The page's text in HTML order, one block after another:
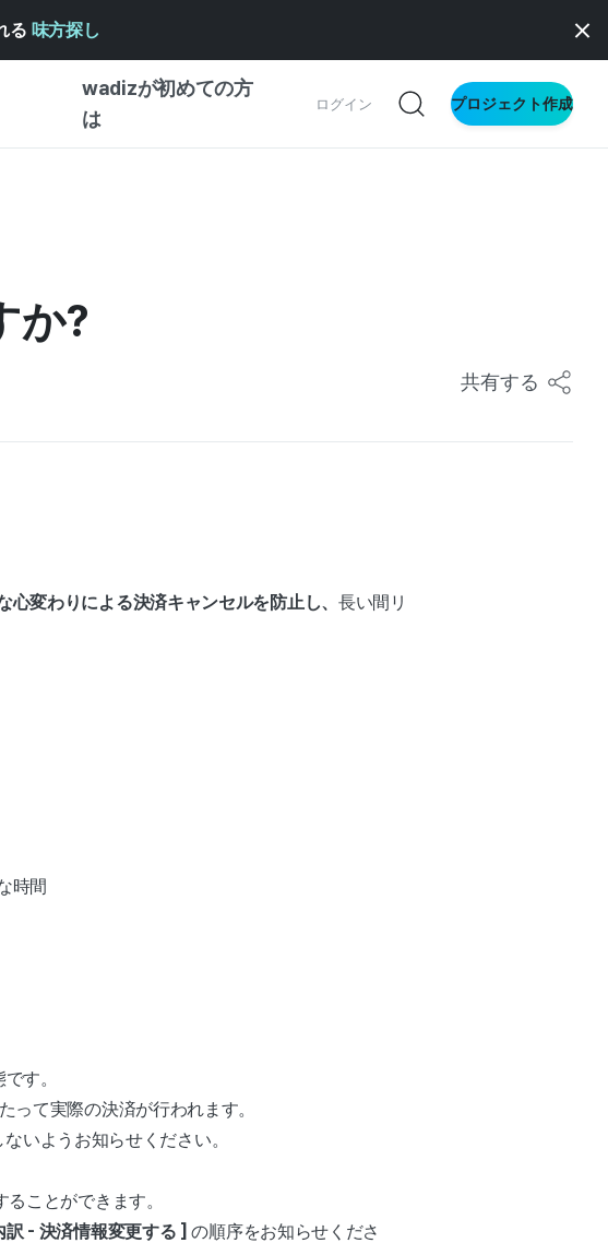
る 味方探し
wadizが初めての方
は
ログイン プロジェクト作成
創作型
ビジネス向け
か?
共有する
心変わりによる決済キャンセルを防止し、 長い間リ
時間
す。
て実際の決済が行われます。
いようお知らせください。
ことができます。
訳 - 決済情報変更する ]の順序をお知らせくださ